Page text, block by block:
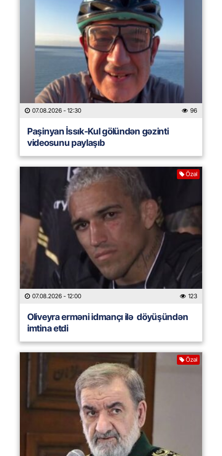
07.08.2026 - 12:30 96
Paşinyan İssık-Kul gölündən gəzinti
videosunu paylaşıb
Özəl
07.08.2026 - 12:00 123
Oliveyra erməni idmançı ilə döyüşündən
imtina etdi
Özəl